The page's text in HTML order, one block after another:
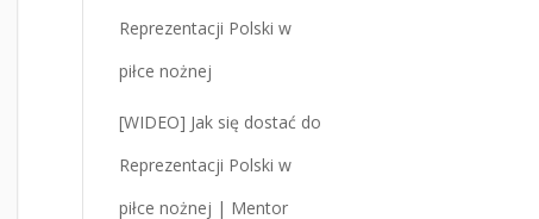
Reprezentacji Polski w
piłce nożnej
[WIDEO] Jak się dostać do
Reprezentacji Polski w
piłce nożnej | Mentor